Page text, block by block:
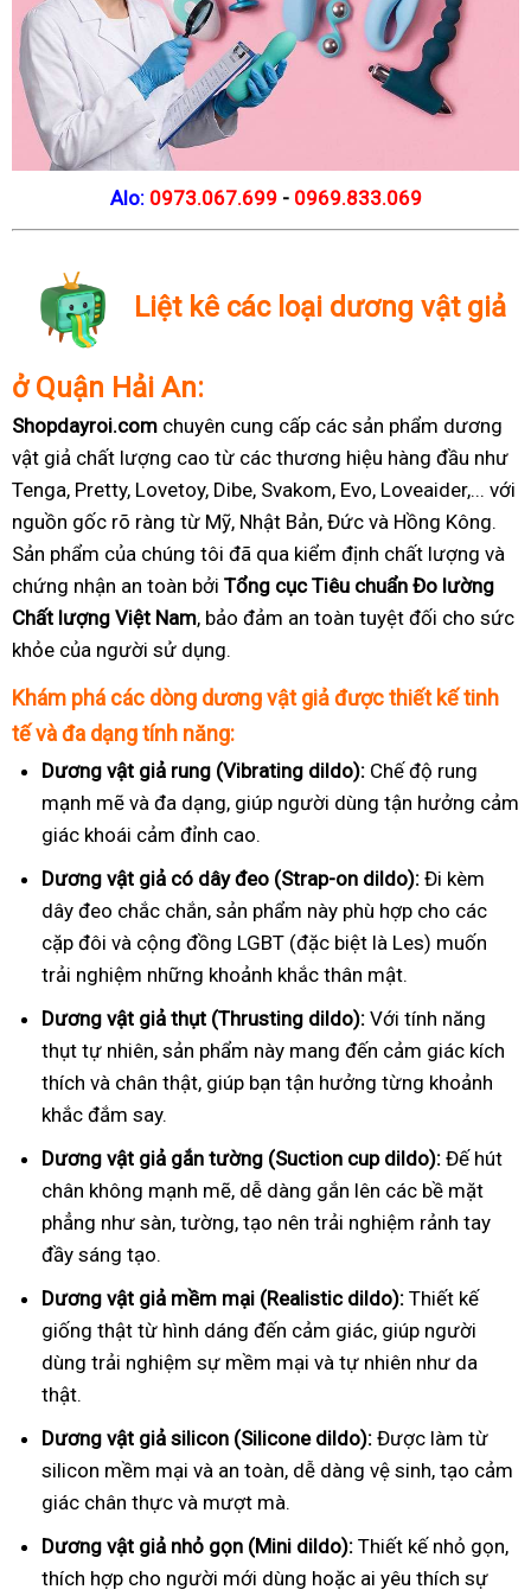
Alo: 0973.067.699 - 0969.833.069
Liệt kê các loại dương vật giả
ở Quận Hải An:
Shopdayroi.com chuyên cung cấp các sản phẩm dương
vật giả chất lượng cao từ các thương hiệu hàng đầu như
Tenga, Pretty, Lovetoy, Dibe, Svakom, Evo, Loveaider,... với
nguồn gốc rõ ràng từ Mỹ, Nhật Bản, Đức và Hồng Kông.
Sản phẩm của chúng tôi đã qua kiểm định chất lượng và
chứng nhận an toàn bởi Tổng cục Tiêu chuẩn Đo lường
Chất lượng Việt Nam, bảo đảm an toàn tuyệt đối cho sức
khỏe của người sử dụng.
Khám phá các dòng dương vật giả được thiết kế tinh
tế và đa dạng tính năng:
Dương vật giả rung (Vibrating dildo): Chế độ rung
mạnh mẽ và đa dạng, giúp người dùng tận hưởng cảm
giác khoái cảm đỉnh cao.
Dương vật giả có dây đeo (Strap-on dildo): Đi kèm
dây đeo chắc chắn, sản phẩm này phù hợp cho các
cặp đôi và cộng đồng LGBT (đặc biệt là Les) muốn
trải nghiệm những khoảnh khắc thân mật.
Dương vật giả thụt (Thrusting dildo): Với tính năng
thụt tự nhiên, sản phẩm này mang đến cảm giác kích
thích và chân thật, giúp bạn tận hưởng từng khoảnh
khắc đắm say.
Dương vật giả gắn tường (Suction cup dildo): Đế hút
chân không mạnh mẽ, dễ dàng gắn lên các bề mặt
phẳng như sàn, tường, tạo nên trải nghiệm rảnh tay
đầy sáng tạo.
Dương vật giả mềm mại (Realistic dildo): Thiết kế
giống thật từ hình dáng đến cảm giác, giúp người
dùng trải nghiệm sự mềm mại và tự nhiên như da
thật.
Dương vật giả silicon (Silicone dildo): Được làm từ
silicon mềm mại và an toàn, dễ dàng vệ sinh, tạo cảm
giác chân thực và mượt mà.
Dương vật giả nhỏ gọn (Mini dildo): Thiết kế nhỏ gọn,
thích hợp cho người mới dùng hoặc ai yêu thích sự